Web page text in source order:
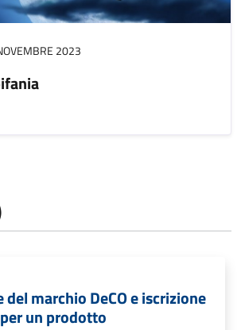
2023
marchio DeCO e iscrizione
un prodotto